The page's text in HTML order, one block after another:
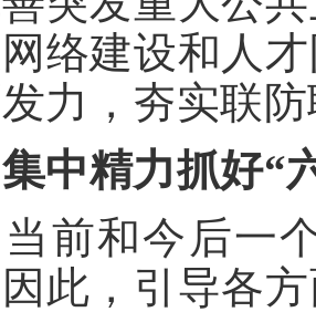
络建设和人
力，夯实联
精力抓好“
和今后一个
此，引导各